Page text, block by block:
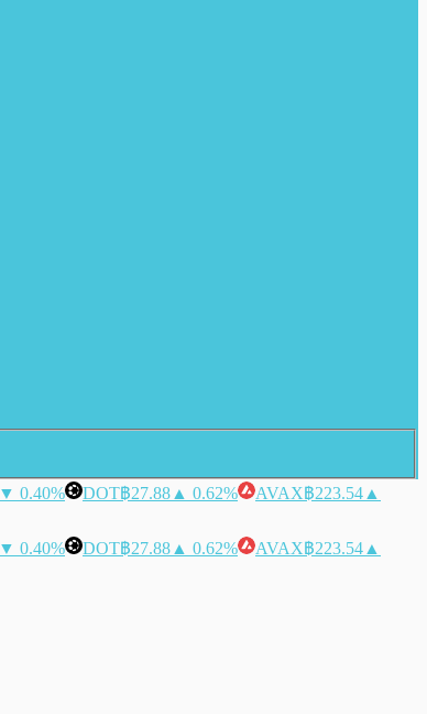
▼ 0.40% DOT฿27.88 ▲ 0.62% AVAX฿223.54 ▲
▼ 0.40% DOT฿27.88 ▲ 0.62% AVAX฿223.54 ▲